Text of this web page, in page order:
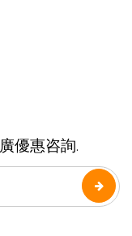
優惠咨詢.